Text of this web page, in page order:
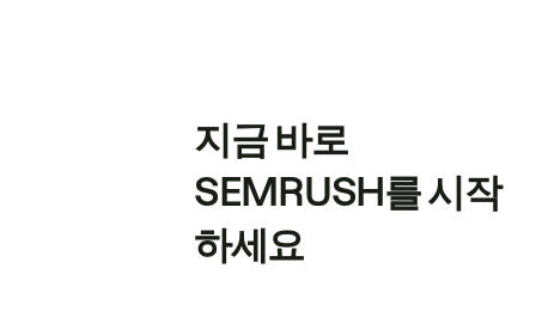
지금 바로
SEMRUSH를 시작
하세요